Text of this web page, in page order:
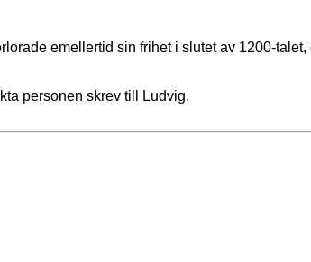
emellertid sin frihet i slutet av 1200-
personen skrev till Ludvig.